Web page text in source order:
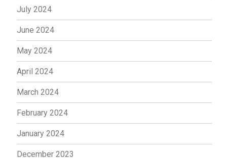
July 2024
June 2024
May 2024
April 2024
March 2024
February 2024
January 2024
December 2023